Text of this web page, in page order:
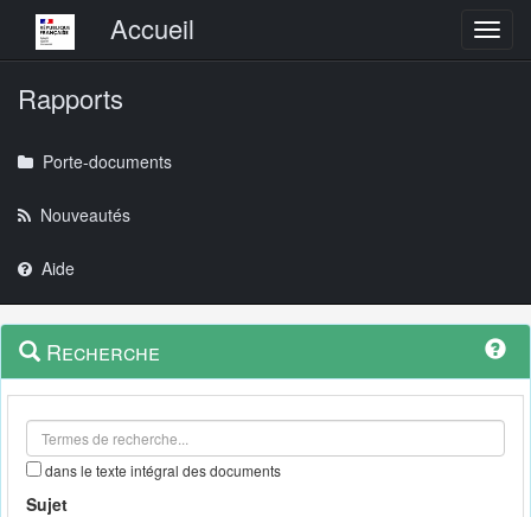
Menu principalAccueil
Rapports
Porte-documents
Nouveautés
Aide
Navigation
outils
Menu
contextuel
Recherche
dans le texte intégral des documents
Sujet